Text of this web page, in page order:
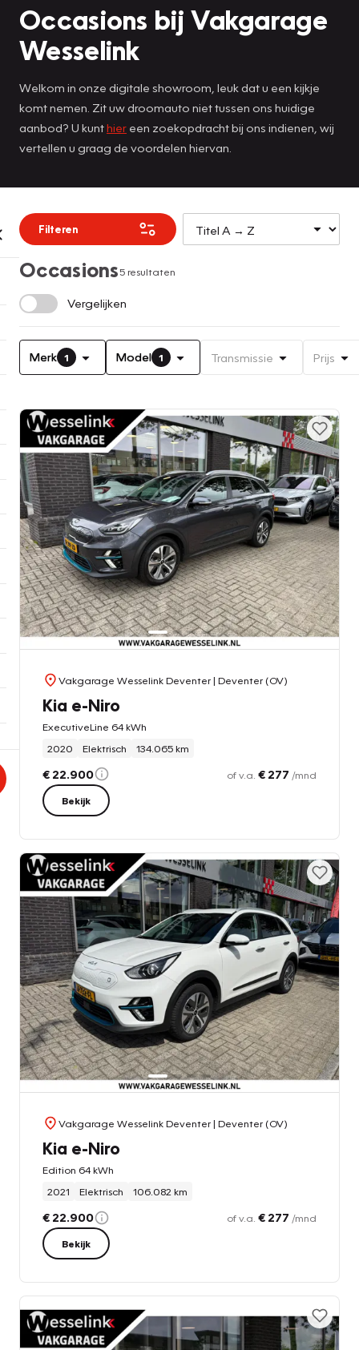
Occasions bij Vakgarage
Wesselink
Welkom in onze digitale showroom, leuk dat u een kijkje
komt nemen. Zit uw droomauto niet tussen ons huidige
aanbod? U kunthier een zoekopdracht bij ons indienen, wij
vertellen u graag de voordelen hiervan.
Filteren
Occasions5 resultaten
Vergelijken
Merk 1 Model 1 Transmissie Prijs
Vakgarage Wesselink Deventer| Deventer (OV)
Kia e-Niro
ExecutiveLine 64 kWh
2020
Elektrisch 134.065 km
€ 22.900 of v.a. € 277 /mnd
Bekijk
Vakgarage Wesselink Deventer| Deventer (OV)
Kia e-Niro
Edition 64 kWh
2021
Elektrisch 106.082 km
€ 22.900 of v.a. € 277 /mnd
Bekijk